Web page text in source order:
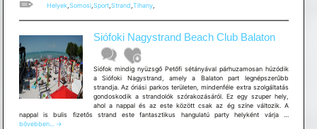
Helyek, Somosi, Sport, Strand Tihany,
Siófoki Nagystrand Beach Club Balaton
Siófok mindig nyüzsgő Petőfi sétányával párhuzamosan húzódik
a Siófoki Nagystrand, amely a Balaton part legnépszerűbb
strandja. Az óriási parkos területen, mindenféle extra szolgáltatás
gondoskodik a strandolók szórakozásáról. Ez egy szuper hely,
ahol a nappal és az este között csak az ég színe változik. A
nappal is bulis fizetős strand este fantasztikus hangulatú party helyként várja …
bővebben...
→